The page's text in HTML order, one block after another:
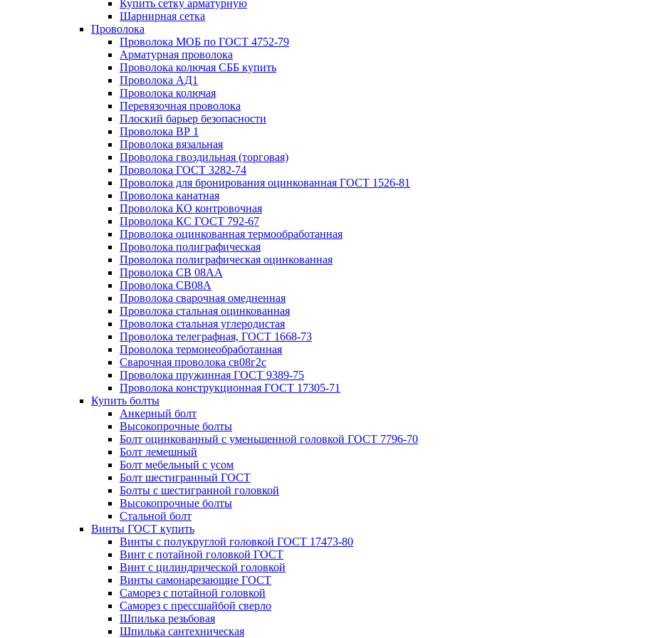
Купить сетку арматурную
Шарнирная сетка
Проволока
Проволока МОБ по ГОСТ 4752-79
Арматурная проволока
Проволока колючая СББ купить
Проволока АД1
Проволока колючая
Перевязочная проволока
Плоский барьер безопасности
Проволока ВР 1
Проволока вязальная
Проволока гвоздильная (торговая)
Проволока ГОСТ 3282-74
Проволока для бронирования оцинкованная ГОСТ 1526-81
Проволока канатная
Проволока КО контровочная
Проволока КС ГОСТ 792-67
Проволока оцинкованная термообработанная
Проволока полиграфическая
Проволока полиграфическая оцинкованная
Проволока СВ 08АА
Проволока СВ08А
Проволока сварочная омедненная
Проволока стальная оцинкованная
Проволока стальная углеродистая
Проволока телеграфная, ГОСТ 1668-73
Проволока термонеобработанная
Сварочная проволока св08г2с
Проволока пружинная ГОСТ 9389-75
Проволока конструкционная ГОСТ 17305-71
Купить болты
Анкерный болт
Высокопрочные болты
Болт оцинкованный с уменьшенной головкой ГОСТ 7796-70
Болт лемешный
Болт мебельный с усом
Болт шестигранный ГОСТ
Болты с шестигранной головкой
Высокопрочные болты
Стальной болт
Винты ГОСТ купить
Винты с полукруглой головкой ГОСТ 17473-80
Винт с потайной головкой ГОСТ
Винт с цилиндрической головкой
Винты самонарезающие ГОСТ
Саморез с потайной головкой
Саморез с прессшайбой сверло
Шпилька резьбовая
Шпилька сантехническая